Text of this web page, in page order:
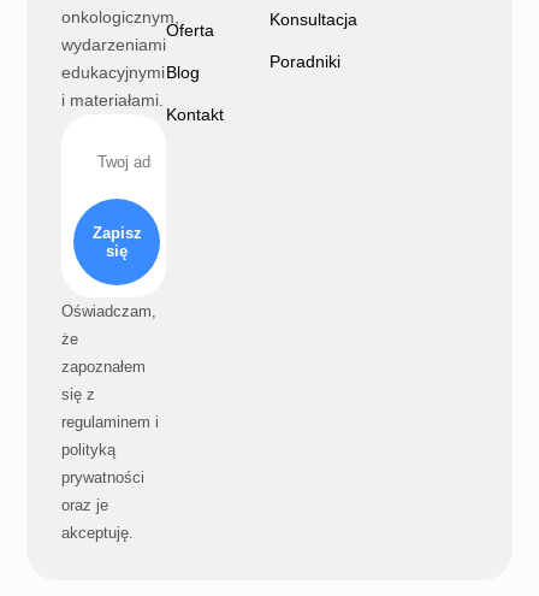
onkologicznym,
wydarzeniami
edukacyjnymi
i materiałami.
Zapisz
się
Oświadczam,
że
zapoznałem
się z
regulaminem i
polityką
prywatności
oraz je
akceptuję.
Oferta
Blog
Kontakt
Konsultacja
Poradniki